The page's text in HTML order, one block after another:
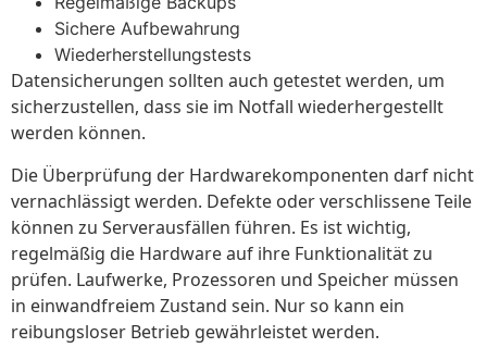
Sichere Aufbewahrung
Wiederherstellungstests
Datensicherungen sollten auch getestet werden, um
sicherzustellen, dass sie im Notfall wiederhergestellt
werden können.
Die Überprüfung der Hardwarekomponenten darf nicht
vernachlässigt werden. Defekte oder verschlissene Teile
können zu Serverausfällen führen. Es ist wichtig,
regelmäßig die Hardware auf ihre Funktionalität zu
prüfen. Laufwerke, Prozessoren und Speicher müssen
in einwandfreiem Zustand sein. Nur so kann ein
reibungsloser Betrieb gewährleistet werden.